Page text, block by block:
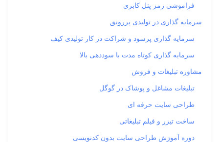
فراموشی رمز پنل کابری
سرمایه گذاری در تولیدی پررونق
سرمایه گذاری پرسود و شراکت در کار تولیدی کیف
سرمایه گذاری کوتاه مدت با سوددهی بالا
مشاوره تبلیغات و فروش
تبلیغات مشاغل و پوشاک در گوگل
طراحی سایت حرفه ای
ساخت تیزر و فیلم تبلیغاتی
دوره آموزش طراحی سایت بدون کدنویسی